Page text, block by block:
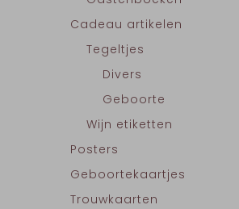
Cadeau artikelen
Tegeltjes
Divers
Geboorte
Wijn etiketten
Posters
Geboortekaartjes
Trouwkaarten